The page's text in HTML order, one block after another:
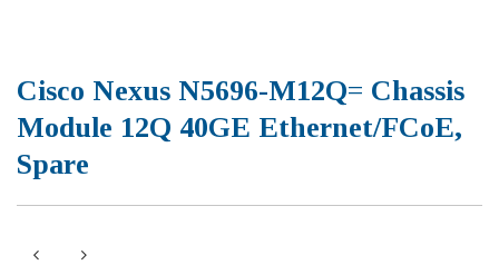
Cisco Nexus N5696-M12Q= Chassis
Module 12Q 40GE Ethernet/FCoE,
Spare